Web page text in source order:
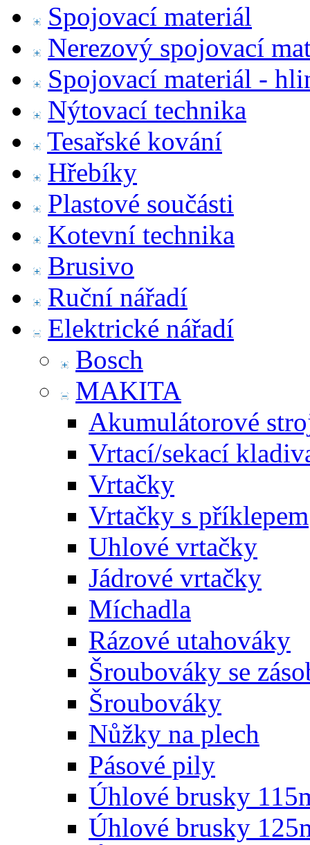
Spojovací materiál
Nerezový spojovací
Spojovací materiál -
Nýtovací technika
Tesařské kování
Hřebíky
Plastové součásti
Kotevní technika
Brusivo
Ruční nářadí
Elektrické nářadí
Bosch
MAKITA
Akumulátorové
Vrtací/sekací
Vrtačky
Vrtačky s příklepem
Uhlové vrtačky
Jádrové vrtačky
Míchadla
Rázové utahováky
Šroubováky se
Šroubováky
Nůžky na plech
Pásové pily
Úhlové brusky
Úhlové brusky